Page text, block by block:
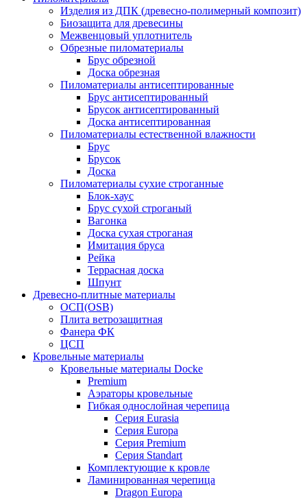
Изделия из ДПК (древесно-полимерный композит)
Биозащита для древесины
Межвенцовый уплотнитель
Обрезные пиломатериалы
Брус обрезной
Доска обрезная
Пиломатериалы антисептированные
Брус антисептированный
Брусок антисептированный
Доска антисептированная
Пиломатериалы естественной влажности
Брус
Брусок
Доска
Пиломатериалы сухие строганные
Блок-хаус
Брус сухой строганый
Вагонка
Доска сухая строганая
Имитация бруса
Рейка
Террасная доска
Шпунт
Древесно-плитные материалы
ОСП(OSB)
Плита ветрозащитная
Фанера ФК
ЦСП
Кровельные материалы
Кровельные материалы Docke
Premium
Аэраторы кровельные
Гибкая однослойная черепица
Серия Eurasia
Серия Europa
Серия Premium
Серия Standart
Комплектующие к кровле
Ламинированная черепица
Dragon Europa